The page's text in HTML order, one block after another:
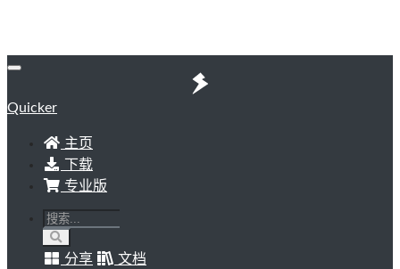
Quicker
主页
下载
专业版
分享
文档